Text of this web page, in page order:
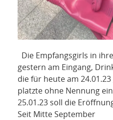
Die Empfangsgirls in
gestern am Eingang,
die für heute am
platzte ohne Nennung
25.01.23 soll die
Seit Mitte September